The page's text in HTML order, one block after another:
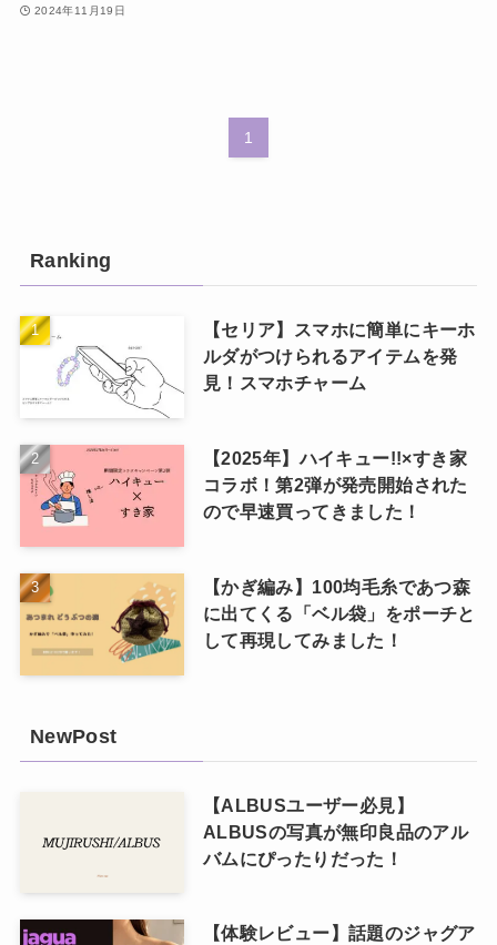
2024年11月19日
1
Ranking
【セリア】スマホに簡単にキーホ
ルダがつけられるアイテムを発
見！スマホチャーム
【2025年】ハイキュー!!×すき家
コラボ！第2弾が発売開始された
ので早速買ってきました！
【かぎ編み】100均毛糸であつ森
に出てくる「ベル袋」をポーチと
して再現してみました！
NewPost
【ALBUSユーザー必見】
ALBUSの写真が無印良品のアル
バムにぴったりだった！
【体験レビュー】話題のジャグア